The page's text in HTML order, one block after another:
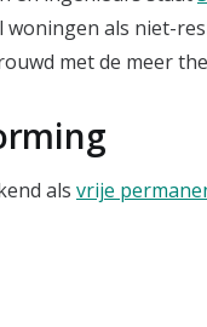
als niet-
met de meer
als vrije